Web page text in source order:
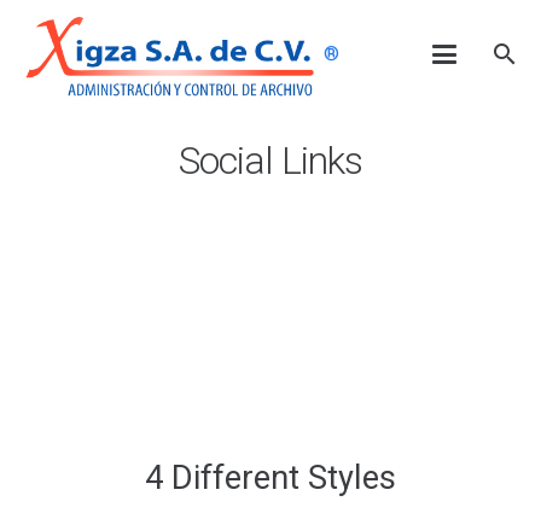
® search
Social Links
4 Different Styles